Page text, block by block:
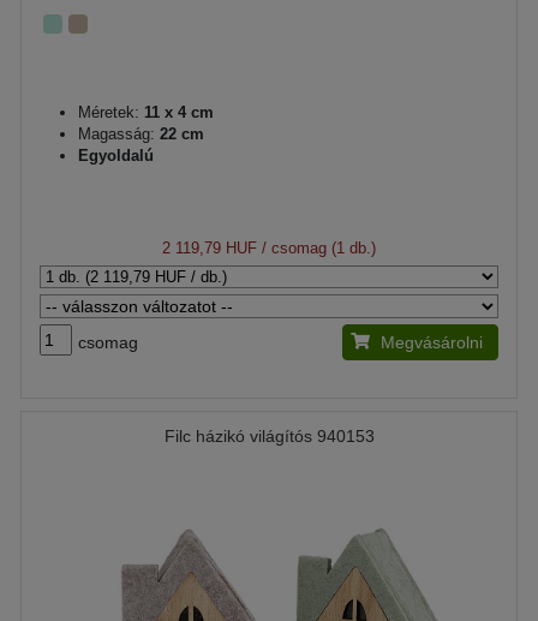
Méretek: 11 x 4 cm
Magasság: 22 cm
Egyoldalú
2 119,79 HUF / csomag (1 db.)
csomag Megvásárolni
Filc házikó világítós 940153